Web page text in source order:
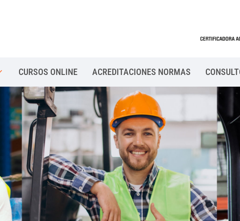
CURSOS ONLINE ACREDITACIONES NORMAS